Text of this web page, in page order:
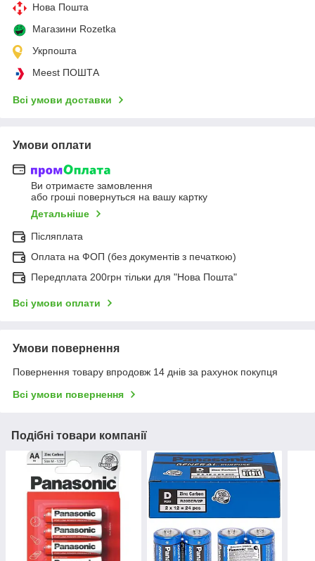
Нова Пошта
Магазини Rozetka
Укрпошта
Meest ПОШТА
Всі умови доставки
Умови оплати
Ви отримаєте замовлення
або гроші повернуться на вашу картку
Детальніше
Післяплата
Оплата на ФОП (без документів з печаткою)
Передплата 200грн тільки для "Нова Пошта"
Всі умови оплати
Умови повернення
Повернення товару впродовж 14 днів за рахунок покупця
Всі умови повернення
Подібні товари компанії